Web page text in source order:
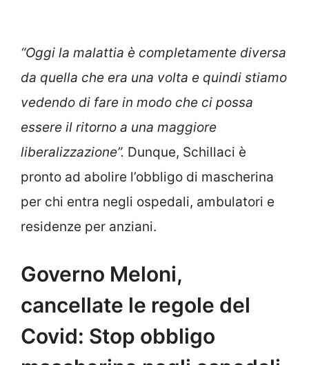
“Oggi la malattia è completamente diversa
da quella che era una volta e quindi stiamo
vedendo di fare in modo che ci possa
essere il ritorno a una maggiore
liberalizzazione”. Dunque, Schillaci è
pronto ad abolire l’obbligo di mascherina
per chi entra negli ospedali, ambulatori e
residenze per anziani.
Governo Meloni,
cancellate le regole del
Covid: Stop obbligo